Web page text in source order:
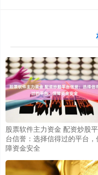
股票软件主力资金 配资炒股平
台信誉：选择信得过的平台，
障资金安全